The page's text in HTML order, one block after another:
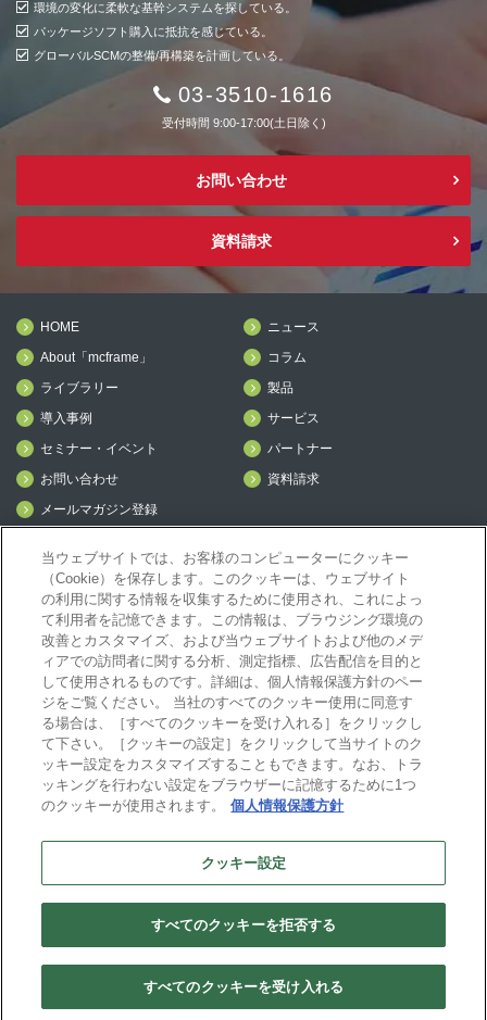
環境の変化に柔軟な基幹システムを探している。
パッケージソフト購入に抵抗を感じている。
グローバルSCMの整備/再構築を計画している。
03-3510-1616
受付時間 9:00-17:00(土日除く)
お問い合わせ
資料請求
HOME
ニュース
About「mcframe」
コラム
ライブラリー
製品
導入事例
サービス
セミナー・イベント
パートナー
お問い合わせ
資料請求
メールマガジン登録
mcframeナビ（ユーザ登録者）
mcframeユーザ会サイト（MCUG会員専用）
ID発行をご希望の方はこちら
パートナー専用サイト
mcframe GAパートナー専用サイト
MIJS
B-EN-Gについて
ビジネスエンジニアリング株式会社
当ウェブサイトでは、お客様のコンピューターにクッキー
（Cookie）を保存します。このクッキーは、ウェブサイト
の利用に関する情報を収集するために使用され、これによっ
て利用者を記憶できます。この情報は、ブラウジング環境の
改善とカスタマイズ、および当ウェブサイトおよび他のメデ
ィアでの訪問者に関する分析、測定指標、広告配信を目的と
して使用されるものです。詳細は、個人情報保護方針のペー
ジをご覧ください。 当社のすべてのクッキー使用に同意す
る場合は、［すべてのクッキーを受け入れる］をクリックし
て下さい。［クッキーの設定］をクリックして当サイトのク
ッキー設定をカスタマイズすることもできます。なお、トラ
ッキングを行わない設定をブラウザーに記憶するために1つ
のクッキーが使用されます。
個人情報保護方針
クッキー設定
すべてのクッキーを拒否する
すべてのクッキーを受け入れる